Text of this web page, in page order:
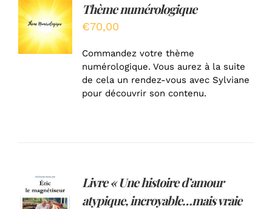
AJOUTER
AU
PANIER
/
DÉTAILS
Thème numérologique
€70,00
Commandez votre thème
numérologique. Vous aurez à la suite
de cela un rendez-vous avec Sylviane
pour découvrir son contenu.
AJOUTER
AU
Livre « Une histoire d’amour
atypique, incroyable…mais vraie